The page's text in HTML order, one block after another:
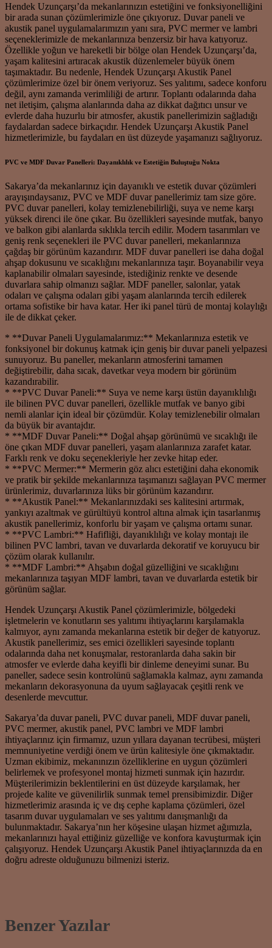
Hendek Uzunçarşı’da mekanlarınızın estetiğini ve fonksiyonelliğini
bir arada sunan çözümlerimizle öne çıkıyoruz. Duvar paneli ve
akustik panel uygulamalarımızın yanı sıra, PVC mermer ve lambri
seçeneklerimizle de mekanlarınıza benzersiz bir hava katıyoruz.
Özellikle yoğun ve hareketli bir bölge olan Hendek Uzunçarşı’da,
yaşam kalitesini artıracak akustik düzenlemeler büyük önem
taşımaktadır. Bu nedenle, Hendek Uzunçarşı Akustik Panel
çözümlerimize özel bir önem veriyoruz. Ses yalıtımı, sadece konforu
değil, aynı zamanda verimliliği de artırır. Toplantı odalarında daha
net iletişim, çalışma alanlarında daha az dikkat dağıtıcı unsur ve
evlerde daha huzurlu bir atmosfer, akustik panellerimizin sağladığı
faydalardan sadece birkaçıdır. Hendek Uzunçarşı Akustik Panel
hizmetlerimizle, bu faydaları en üst düzeyde yaşamanızı sağlıyoruz.
PVC ve MDF Duvar Panelleri: Dayanıklılık ve Estetiğin Buluştuğu Nokta
Sakarya’da mekanlarınız için dayanıklı ve estetik duvar çözümleri
arayışındaysanız, PVC ve MDF duvar panellerimiz tam size göre.
PVC duvar panelleri, kolay temizlenebilirliği, suya ve neme karşı
yüksek direnci ile öne çıkar. Bu özellikleri sayesinde mutfak, banyo
ve balkon gibi alanlarda sıklıkla tercih edilir. Modern tasarımları ve
geniş renk seçenekleri ile PVC duvar panelleri, mekanlarınıza
çağdaş bir görünüm kazandırır. MDF duvar panelleri ise daha doğal
ahşap dokusunu ve sıcaklığını mekanlarınıza taşır. Boyanabilir veya
kaplanabilir olmaları sayesinde, istediğiniz renkte ve desende
duvarlara sahip olmanızı sağlar. MDF paneller, salonlar, yatak
odaları ve çalışma odaları gibi yaşam alanlarında tercih edilerek
ortama sofistike bir hava katar. Her iki panel türü de montaj kolaylığı
ile de dikkat çeker.
* **Duvar Paneli Uygulamalarımız:** Mekanlarınıza estetik ve
fonksiyonel bir dokunuş katmak için geniş bir duvar paneli yelpazesi
sunuyoruz. Bu paneller, mekanların atmosferini tamamen
değiştirebilir, daha sıcak, davetkar veya modern bir görünüm
kazandırabilir.
* **PVC Duvar Paneli:** Suya ve neme karşı üstün dayanıklılığı
ile bilinen PVC duvar panelleri, özellikle mutfak ve banyo gibi
nemli alanlar için ideal bir çözümdür. Kolay temizlenebilir olmaları
da büyük bir avantajdır.
* **MDF Duvar Paneli:** Doğal ahşap görünümü ve sıcaklığı ile
öne çıkan MDF duvar panelleri, yaşam alanlarınıza zarafet katar.
Farklı renk ve doku seçenekleriyle her zevke hitap eder.
* **PVC Mermer:** Mermerin göz alıcı estetiğini daha ekonomik
ve pratik bir şekilde mekanlarınıza taşımanızı sağlayan PVC mermer
ürünlerimiz, duvarlarınıza lüks bir görünüm kazandırır.
* **Akustik Panel:** Mekanlarınızdaki ses kalitesini artırmak,
yankıyı azaltmak ve gürültüyü kontrol altına almak için tasarlanmış
akustik panellerimiz, konforlu bir yaşam ve çalışma ortamı sunar.
* **PVC Lambri:** Hafifliği, dayanıklılığı ve kolay montajı ile
bilinen PVC lambri, tavan ve duvarlarda dekoratif ve koruyucu bir
çözüm olarak kullanılır.
* **MDF Lambri:** Ahşabın doğal güzelliğini ve sıcaklığını
mekanlarınıza taşıyan MDF lambri, tavan ve duvarlarda estetik bir
görünüm sağlar.
Hendek Uzunçarşı Akustik Panel çözümlerimizle, bölgedeki
işletmelerin ve konutların ses yalıtımı ihtiyaçlarını karşılamakla
kalmıyor, aynı zamanda mekanlarına estetik bir değer de katıyoruz.
Akustik panellerimiz, ses emici özellikleri sayesinde toplantı
odalarında daha net konuşmalar, restoranlarda daha sakin bir
atmosfer ve evlerde daha keyifli bir dinleme deneyimi sunar. Bu
paneller, sadece sesin kontrolünü sağlamakla kalmaz, aynı zamanda
mekanların dekorasyonuna da uyum sağlayacak çeşitli renk ve
desenlerde mevcuttur.
Sakarya’da duvar paneli, PVC duvar paneli, MDF duvar paneli,
PVC mermer, akustik panel, PVC lambri ve MDF lambri
ihtiyaçlarınız için firmamız, uzun yıllara dayanan tecrübesi, müşteri
memnuniyetine verdiği önem ve ürün kalitesiyle öne çıkmaktadır.
Uzman ekibimiz, mekanınızın özelliklerine en uygun çözümleri
belirlemek ve profesyonel montaj hizmeti sunmak için hazırdır.
Müşterilerimizin beklentilerini en üst düzeyde karşılamak, her
projede kalite ve güvenilirlik sunmak temel prensibimizdir. Diğer
hizmetlerimiz arasında iç ve dış cephe kaplama çözümleri, özel
tasarım duvar uygulamaları ve ses yalıtımı danışmanlığı da
bulunmaktadır. Sakarya’nın her köşesine ulaşan hizmet ağımızla,
mekanlarınızı hayal ettiğiniz güzelliğe ve konfora kavuşturmak için
çalışıyoruz. Hendek Uzunçarşı Akustik Panel ihtiyaçlarınızda da en
doğru adreste olduğunuzu bilmenizi isteriz.
Benzer Yazılar